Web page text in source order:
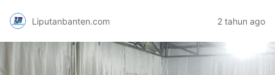
Liputanbanten.com 2 tahun ago